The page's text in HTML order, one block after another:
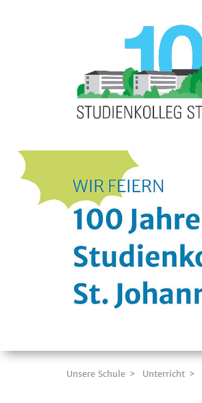
Unsere Schule Unterricht